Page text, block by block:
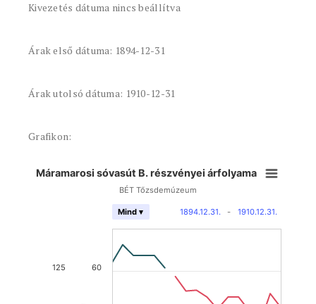
Kivezetés dátuma nincs beállítva
Árak első dátuma: 1894-12-31
Árak utolsó dátuma: 1910-12-31
Grafikon:
Máramarosi sóvasút B. részvényei árfolyama
BÉT Tőzsdemúzeum
1894.12.31. - 1910.12.31.
Mind ▾
60
125